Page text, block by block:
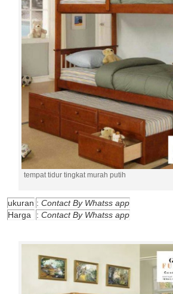
tempat tidur tingkat murah putih
ukuran : Contact By Whatss app
Harga
: Contact By Whatss app